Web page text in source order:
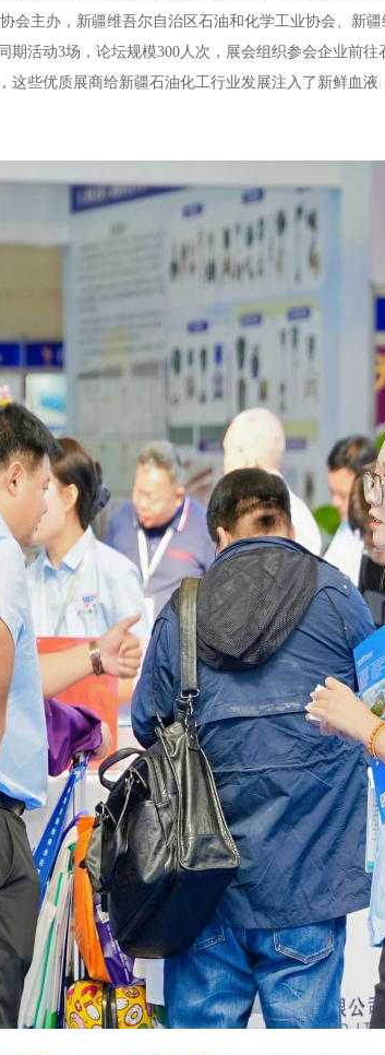
会主办，新疆维吾尔自治区石油和化学工业协会、新
期活动3场，论坛规模300人次，展会组织参会企业前
这些优质展商给新疆石油化工行业发展注入了新鲜血